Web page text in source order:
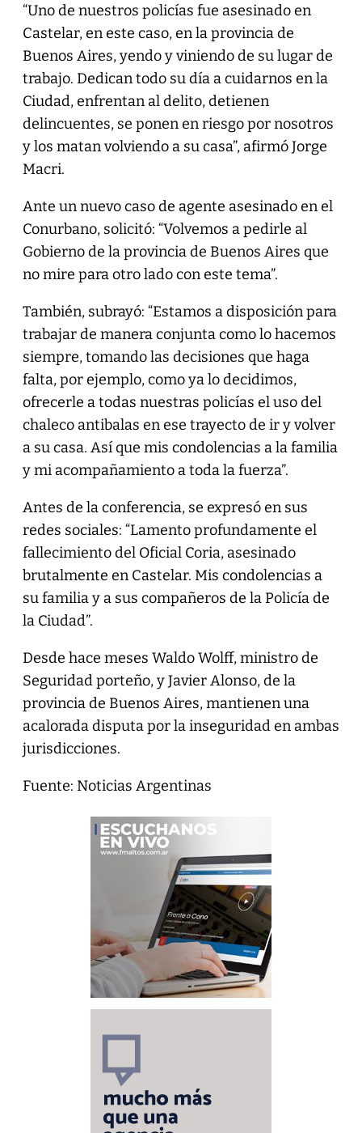
“Uno de nuestros policías fue asesinado en
Castelar, en este caso, en la provincia de
Buenos Aires, yendo y viniendo de su lugar de
trabajo. Dedican todo su día a cuidarnos en la
Ciudad, enfrentan al delito, detienen
delincuentes, se ponen en riesgo por nosotros
y los matan volviendo a su casa”, afirmó Jorge
Macri.
Ante un nuevo caso de agente asesinado en el
Conurbano, solicitó: “Volvemos a pedirle al
Gobierno de la provincia de Buenos Aires que
no mire para otro lado con este tema”.
También, subrayó: “Estamos a disposición para
trabajar de manera conjunta como lo hacemos
siempre, tomando las decisiones que haga
falta, por ejemplo, como ya lo decidimos,
ofrecerle a todas nuestras policías el uso del
chaleco antibalas en ese trayecto de ir y volver
a su casa. Así que mis condolencias a la familia
y mi acompañamiento a toda la fuerza”.
Antes de la conferencia, se expresó en sus
redes sociales: “Lamento profundamente el
fallecimiento del Oficial Coria, asesinado
brutalmente en Castelar. Mis condolencias a
su familia y a sus compañeros de la Policía de
la Ciudad”.
Desde hace meses Waldo Wolff, ministro de
Seguridad porteño, y Javier Alonso, de la
provincia de Buenos Aires, mantienen una
acalorada disputa por la inseguridad en ambas
jurisdicciones.
Fuente: Noticias Argentinas